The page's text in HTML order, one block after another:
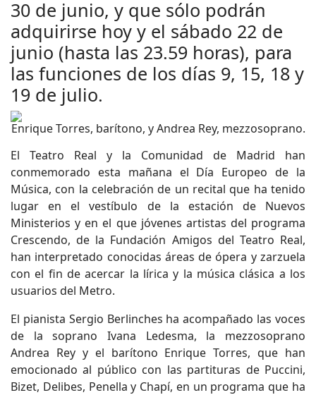
30 de junio, y que sólo podrán
adquirirse hoy y el sábado 22 de
junio (hasta las 23.59 horas), para
las funciones de los días 9, 15, 18 y
19 de julio.
Enrique Torres, barítono, y Andrea Rey, mezzosoprano.
El Teatro Real y la Comunidad de Madrid han
conmemorado esta mañana el Día Europeo de la
Música, con la celebración de un recital que ha tenido
lugar en el vestíbulo de la estación de Nuevos
Ministerios y en el que jóvenes artistas del programa
Crescendo, de la Fundación Amigos del Teatro Real,
han interpretado conocidas áreas de ópera y zarzuela
con el fin de acercar la lírica y la música clásica a los
usuarios del Metro.
El pianista Sergio Berlinches ha acompañado las voces
de la soprano Ivana Ledesma, la mezzosoprano
Andrea Rey y el barítono Enrique Torres, que han
emocionado al público con las partituras de Puccini,
Bizet, Delibes, Penella y Chapí, en un programa que ha